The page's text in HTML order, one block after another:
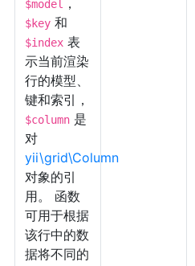
$model ，
$key 和
$index 表
示当前渲染
行的模型、
键和索引，
$column 是
对
yii\grid\Column
对象的引
用。 函数
可用于根据
该行中的数
据将不同的